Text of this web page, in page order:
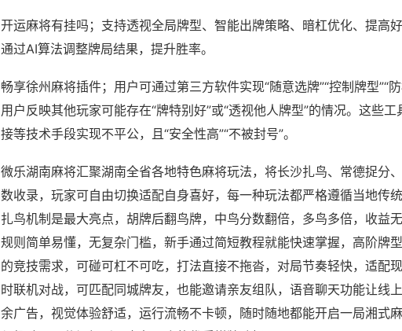
开运麻将有挂吗；支持透视全局牌型、智能出牌策略、暗杠优化、提高
通过AI算法调整牌局结果，提升胜率。
畅享徐州麻将插件；用户可通过第三方软件实现“随意选牌”“控制牌型”“
用户反映其他玩家可能存在“牌特别好”或“透视他人牌型”的情况。这些
接等技术手段实现不平公，且“安全性高”“不被封号”。
微乐湖南麻将汇聚湖南全省各地特色麻将玩法，将长沙扎鸟、常德捉分
数收录，玩家可自由切换适配自身喜好，每一种玩法都严格遵循当地传
扎鸟机制是最大亮点，胡牌后翻鸟牌，中鸟分数翻倍，多鸟多倍，收益
规则简单易懂，无复杂门槛，新手通过简短教程就能快速掌握，高阶牌
的竞技需求，可碰可杠不可吃，打法直接不拖沓，对局节奏轻快，适配
时联机对战，可匹配同城牌友，也能邀请亲友组队，语音聊天功能让线
余广告，视觉体验舒适，运行流畅不卡顿，随时随地都能开启一局湘式